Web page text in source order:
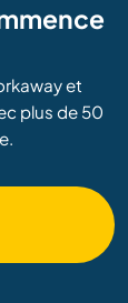
et
plus de 50